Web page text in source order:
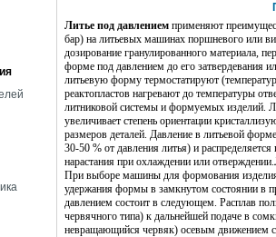
Литье под давлением применяют
бар) на литьевых машинах поршневого или
дозирование гранулированного материала,
форме под давлением до его затвердевания
литьевую форму термостатируют
реактопластов нагревают до температуры
литниковой системы и формуемых изделий.
увеличивает степень ориентации
размеров деталей. Давление в литьевой
30-50 % от давления литья) и
нарастания при охлаждении или отверждении.
При выборе машины для формования
удержания формы в замкнутом состоянии в
давлением состоит в следующем. Расплав
червячного типа) к дальнейшей подаче в
невращающийся червяк) осевым движением